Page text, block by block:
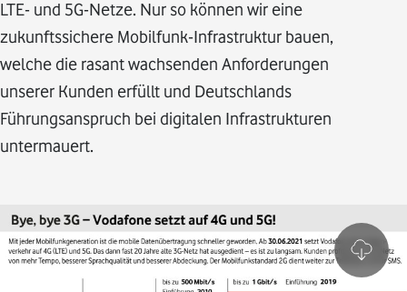
LTE- und 5G-Netze. Nur so können wir eine
zukunftssichere Mobilfunk-Infrastruktur bauen,
welche die rasant wachsenden Anforderungen
unserer Kunden erfüllt und Deutschlands
Führungsanspruch bei digitalen Infrastrukturen
untermauert.